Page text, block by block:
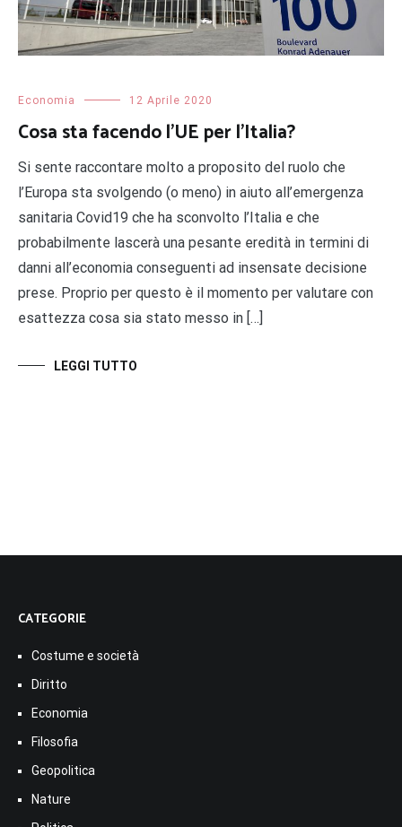
Economia 12 Aprile 2020
Cosa sta facendo l’UE per l’Italia?
Si sente raccontare molto a proposito del ruolo che
l’Europa sta svolgendo (o meno) in aiuto all’emergenza
sanitaria Covid19 che ha sconvolto l’Italia e che
probabilmente lascerà una pesante eredità in termini di
danni all’economia conseguenti ad insensate decisione
prese. Proprio per questo è il momento per valutare con
esattezza cosa sia stato messo in […]
LEGGI TUTTO
CATEGORIE
Costume e società
Diritto
Economia
Filosofia
Geopolitica
Nature